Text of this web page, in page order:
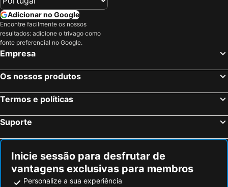
Adicionar no Google
Encontre facilmente os nossos
resultados: adicione o trivago como
fonte preferencial no Google.
Empresa
Os nossos produtos
Termos e políticas
Suporte
Inicie sessão para desfrutar de
vantagens exclusivas para membros
Personalize a sua experiência